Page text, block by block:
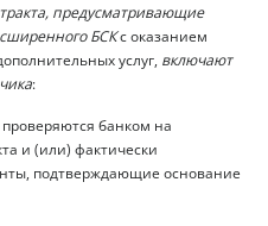
предусматривающие
БСКс оказанием
услуг, включают
:
банком на
и (или) фактически
подтверждающие основание